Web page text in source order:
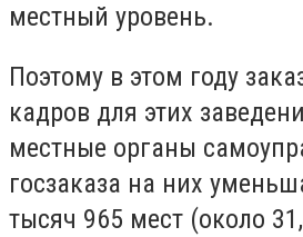
местный уровень.
Поэтому в этом году
кадров для этих
местные органы
госзаказа на них
тысяч 965 мест (около